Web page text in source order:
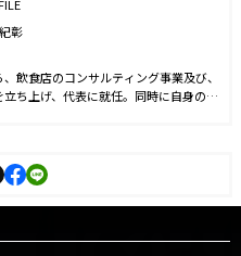
彰
飲食店のコンサルティング事業及び、
ち上げ、代表に就任。同時に自身のブ